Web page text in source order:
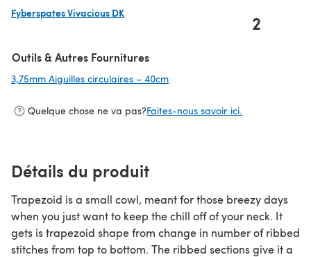
Fyberspates Vivacious DK
2
Outils & Autres Fournitures
3,75mm Aiguilles circulaires – 40cm
Quelque chose ne va pas?Faites-nous savoir ici.
Détails du produit
Trapezoid is a small cowl, meant for those breezy days
when you just want to keep the chill off of your neck. It
gets is trapezoid shape from change in number of ribbed
stitches from top to bottom. The ribbed sections give it a